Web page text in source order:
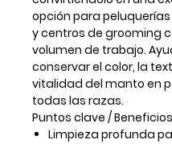
opción para
y centros de grooming
volumen de trabajo.
conservar el color, la
vitalidad del manto en
todas las razas.
Puntos clave /
Limpieza profunda